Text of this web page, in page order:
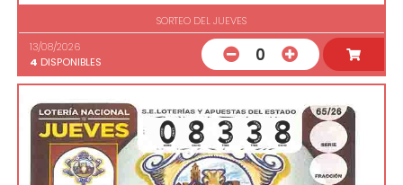
SORTEO DEL JUEVES
13/08/2026
4 DISPONIBLES 0